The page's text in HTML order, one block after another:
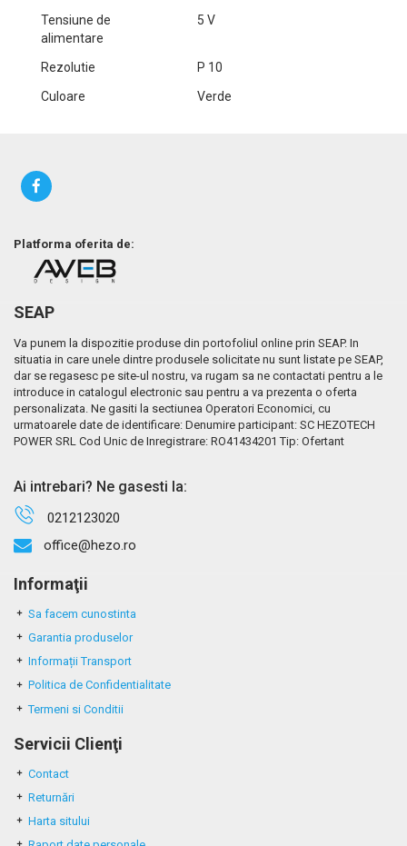
Tensiune de
alimentare
5 V
Rezolutie
P 10
Culoare
Verde
Platforma oferita de:
SEAP
Va punem la dispozitie produse din portofoliul online prin SEAP. In
situatia in care unele dintre produsele solicitate nu sunt listate pe SEAP,
dar se regasesc pe site-ul nostru, va rugam sa ne contactati pentru a le
introduce in catalogul electronic sau pentru a va prezenta o oferta
personalizata. Ne gasiti la sectiunea Operatori Economici, cu
urmatoarele date de identificare: Denumire participant: SC HEZOTECH
POWER SRL Cod Unic de Inregistrare: RO41434201 Tip: Ofertant
Ai intrebari? Ne gasesti la:
0212123020
office@hezo.ro
Informaţii
Sa facem cunostinta
Garantia produselor
Informații Transport
Politica de Confidentialitate
Termeni si Conditii
Servicii Clienţi
Contact
Returnări
Harta sitului